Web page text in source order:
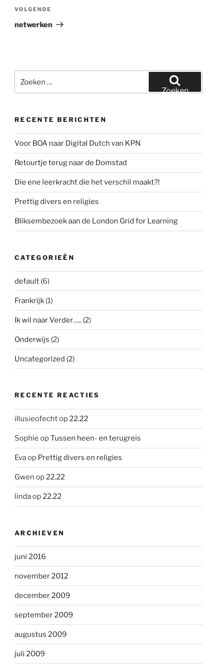
Volgend
bericht
VOLGENDE
netwerken
naar:
Zoeken
RECENTE BERICHTEN
Voor BOA naar Digital Dutch van KPN
Retourtje terug naar de Domstad
Die ene leerkracht die het verschil maakt?!
Prettig divers en religies
Bliksembezoek aan de London Grid for Learning
CATEGORIEËN
default (6)
Frankrijk (1)
Ik wil naar Verder….. (2)
Onderwijs (2)
Uncategorized (2)
RECENTE REACTIES
illusieofechtop22.22
Sophie opTussen heen- en terugreis
Evaop Prettig divers en religies
Gwen op22.22
lindaop22.22
ARCHIEVEN
juni 2016
november 2012
december 2009
september 2009
augustus 2009
juli 2009